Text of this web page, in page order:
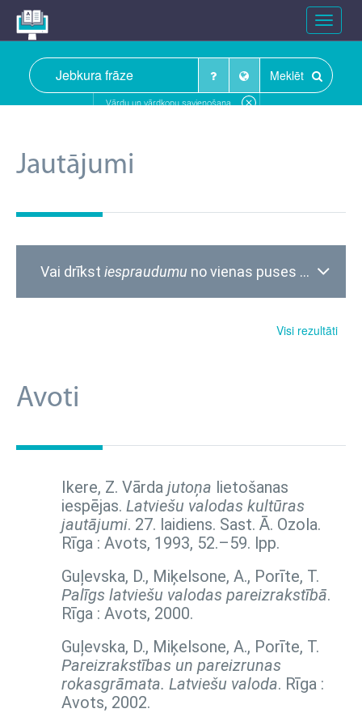
Toggle
Meklēt
Vārdu un vārdkopu savienošana
Jautājumi
Vai drīkst iespraudumu no vienas puses atdalīt ar komatu un no otras ar domuzīmi (
Visi rezultāti
Avoti
Ikere, Z. Vārda jutoņa lietošanas
iespējas. Latviešu valodas kultūras
jautājumi. 27. laidiens. Sast. Ā. Ozola.
Rīga : Avots, 1993, 52.–59. lpp.
Guļevska, D., Miķelsone, A., Porīte, T.
Palīgs latviešu valodas pareizrakstībā.
Rīga : Avots, 2000.
Guļevska, D., Miķelsone, A., Porīte, T.
Pareizrakstības un pareizrunas
rokasgrāmata. Latviešu valoda. Rīga :
Avots, 2002.